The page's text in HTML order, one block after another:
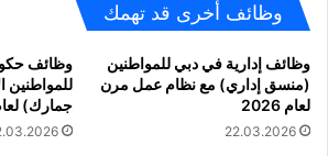
وظائف أخرى قد تهمك
وظائف إدارية في دبي للمواطنين
(منسق إداري) مع نظام عمل مرن
لعام 2026
22.03.2026
وظائف
للمواطنين
جمارك) لعام